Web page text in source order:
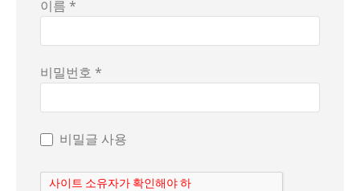
이름 *
비밀번호 *
비밀글 사용